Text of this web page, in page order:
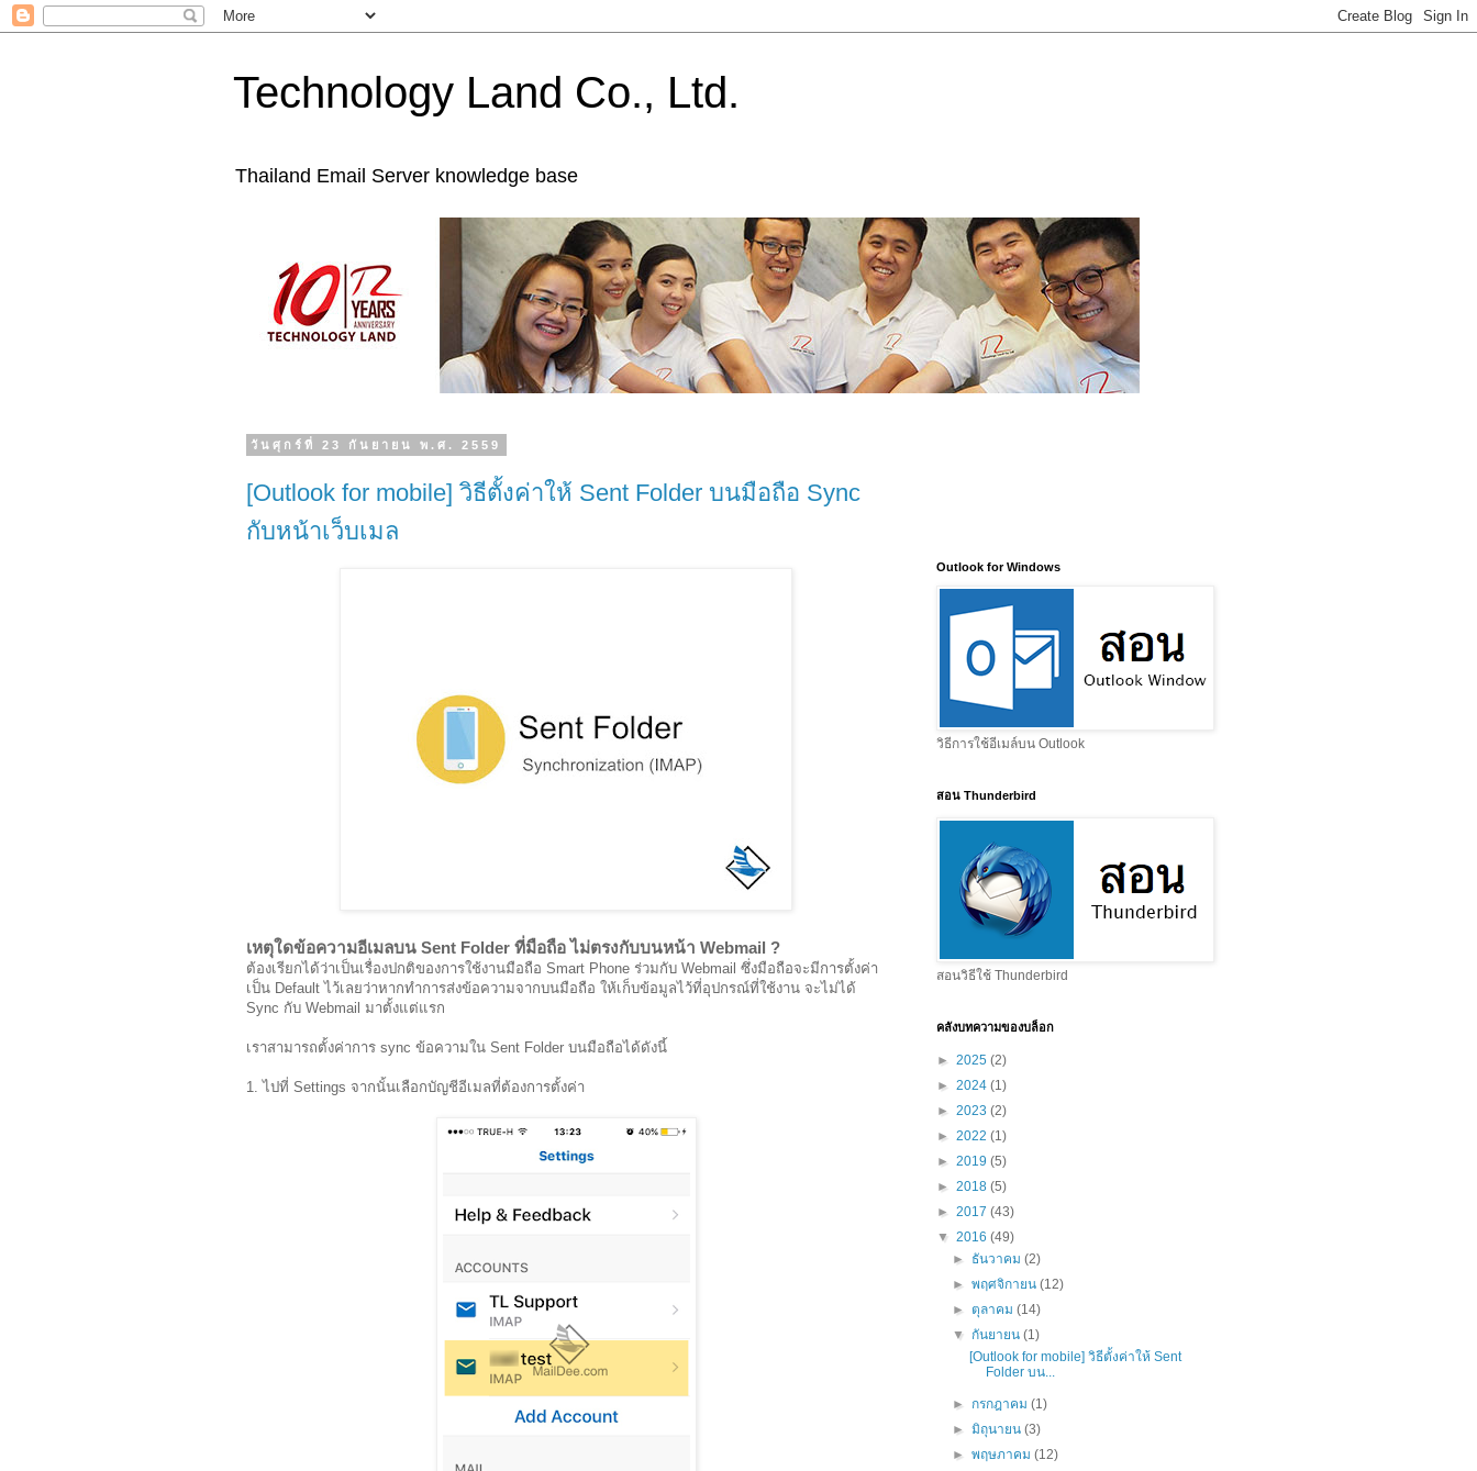
Technology Land Co., Ltd.
Thailand Email Server knowledge base
วันศุกร์ที่ 23 กันยายน พ.ศ. 2559
[Outlook for mobile] วิธีตั้งค่าให้ Sent Folder บนมือถือ Sync
กับหน้าเว็บเมล
เหตุใดข้อความอีเมลบน Sent Folder ที่มือถือ ไม่ตรงกับบนหน้า Webmail ?
ต้องเรียกได้ว่าเป็นเรื่องปกติของการใช้งานมือถือ Smart Phone ร่วมกับ Webmail ซึ่งมือถือจะมีการตั้งค่า
เป็น Default ไว้เลยว่าหากทำการส่งข้อความจากบนมือถือ ให้เก็บข้อมูลไว้ที่อุปกรณ์ที่ใช้งาน จะไม่ได้
Sync กับ Webmail มาตั้งแต่แรก
เราสามารถตั้งค่าการ sync ข้อความใน Sent Folder บนมือถือได้ดังนี้
1. ไปที่ Settings จากนั้นเลือกบัญชีอีเมลที่ต้องการตั้งค่า
Outlook for Windows
วิธีการใช้อีเมล์บน Outlook
สอน Thunderbird
สอนวิธีใช้ Thunderbird
คลังบทความของบล็อก
► 2025 (2)
► 2024 (1)
► 2023 (2)
► 2022 (1)
► 2019 (5)
► 2018 (5)
► 2017 (43)
▼ 2016 (49)
► ธันวาคม(2)
►พฤศจิกายน(12)
►ตุลาคม(14)
▼ กันยายน(1)
[Outlook for mobile] วิธีตั้งค่าให้ Sent
Folder บน...
► กรกฎาคม(1)
►มิถุนายน(3)
►พฤษภาคม(12)